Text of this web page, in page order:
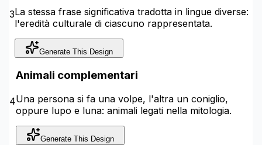
3La stessa frase significativa tradotta in lingue diverse:
l'eredità culturale di ciascuno rappresentata.
Generate This Design
4
Animali complementari
Una persona si fa una volpe, l'altra un coniglio,
oppure lupo e luna: animali legati nella mitologia.
Generate This Design